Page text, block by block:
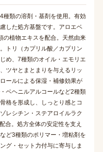
種類の溶剤・基剤を使用。有効
した処方基盤です。アロエベ
の植物エキスを配合。天然由来
トリ（カプリル酸／カプリン
め、7種類のオイル・エモリエ
ツヤとまとまりを与えるリッ
ールによる保湿・補修効果が
ベヘニルアルコールなど2種類
格を形成し、しっとり感とコ
レシチン・ステアロイルラク
合。処方全体の安定性を支え
ど3種類のポリマー・増粘剤を
グ・セット力付与に寄与しま